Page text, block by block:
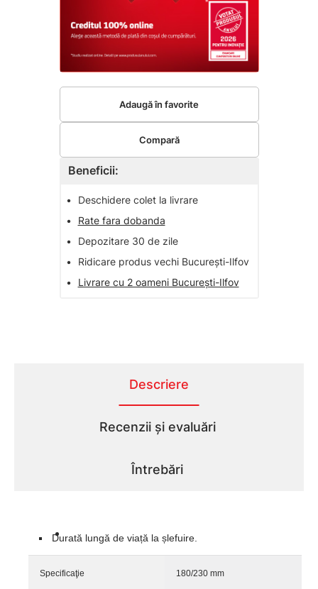
Beneficii:
•
Deschidere colet la livrare
•
Rate fara dobanda
•
Depozitare 30 de zile
•
Ridicare produs vechi București-Ilfov
•
Livrare cu 2 oameni București-Ilfov
Adaugă în favorite
Compară
Descriere
Recenzii și evaluări
Întrebări
Durată lungă de viață la șlefuire.
Specificaţie 180/230 mm